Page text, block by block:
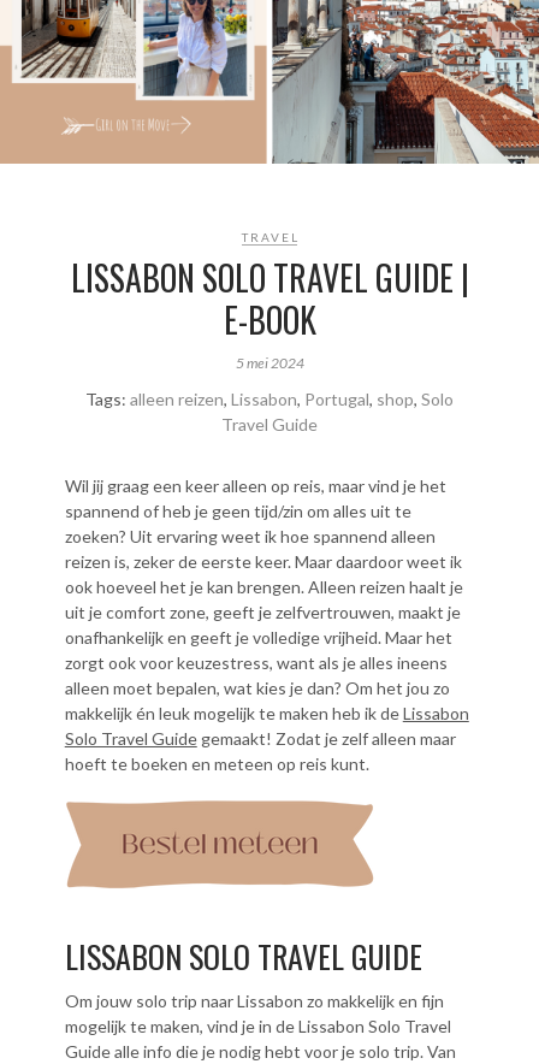
TRAVEL
LISSABON SOLO TRAVEL GUIDE |
E-BOOK
5 mei 2024
Tags: alleen reizen, Lissabon, Portugal, shop, Solo
Travel Guide
Wil jij graag een keer alleen op reis, maar vind je het
spannend of heb je geen tijd/zin om alles uit te
zoeken? Uit ervaring weet ik hoe spannend alleen
reizen is, zeker de eerste keer. Maar daardoor weet ik
ook hoeveel het je kan brengen. Alleen reizen haalt je
uit je comfort zone, geeft je zelfvertrouwen, maakt je
onafhankelijk en geeft je volledige vrijheid. Maar het
zorgt ook voor keuzestress, want als je alles ineens
alleen moet bepalen, wat kies je dan? Om het jou zo
makkelijk én leuk mogelijk te maken heb ik deLissabon
Solo Travel Guidegemaakt! Zodat je zelf alleen maar
hoeft te boeken en meteen op reis kunt.
LISSABON SOLO TRAVEL GUIDE
Om jouw solo trip naar Lissabon zo makkelijk en fijn
mogelijk te maken, vind je in de Lissabon Solo Travel
Guide alle info die je nodig hebt voor je solo trip. Van